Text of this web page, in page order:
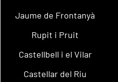
Jaume de Frontanyà
Rupit i Pruit
Castellbell i el Vilar
Castellar del Riu